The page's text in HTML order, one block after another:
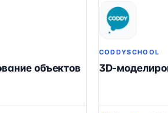
объектов
CODDYSCHOOL
3D-